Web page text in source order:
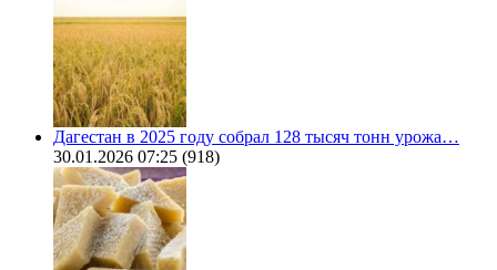
Дагестан в 2025 году собрал 128 тысяч тонн урожа…
30.01.2026 07:25 (918)